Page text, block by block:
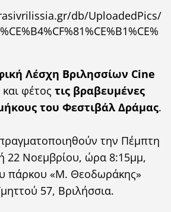
Λέσχη Βριλησσίων Cine
φέτος τις βραβευμένες
του Φεστιβάλ Δράμας.
την Πέμπτη
22 Νοεμβρίου, ώρα 8:15μμ,
πάρκου «Μ. Θεοδωράκης»
57, Βριλήσσια.